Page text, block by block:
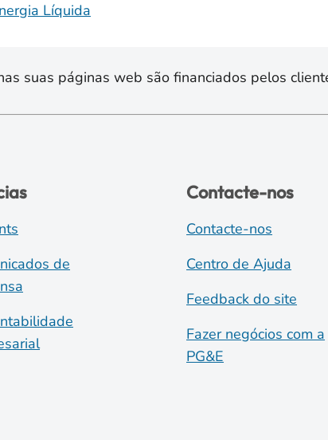
Líquida
suas páginas web são financiados pelos
de
Contacte-nos
Contacte-nos
Centro de Ajuda
Feedback do site
Fazer negócios com a
PG&E